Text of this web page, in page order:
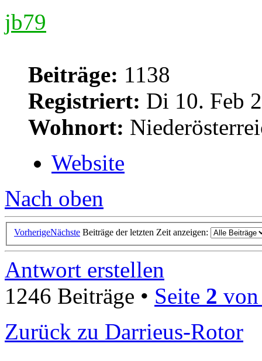
jb79
Beiträge: 1138
Registriert: Di 10. Feb
Wohnort:
Website
Nach oben
VorherigeNächste Beiträge der letzten Zeit anzeigen:
Antwort erstellen
1246 Beiträge • Seite 2
Zurück zu Darrieus-Rotor